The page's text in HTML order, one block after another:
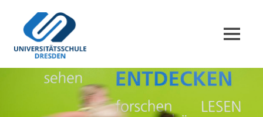
springen
Universitätsschule
Forschungsprojekt
MENÜ